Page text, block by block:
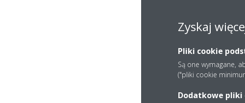
Zyskaj
Pliki cookie
Są one wymagane,
("pliki cookie
Dodatkowe pliki